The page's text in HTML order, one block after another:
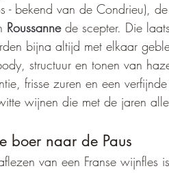
- bekend van de Condrieu),
Roussanne de scepter. Die
bijna altijd met elkaar
structuur en tonen van
frisse zuren en een
wijnen die met de jaren
boer naar de Paus
van een Franse